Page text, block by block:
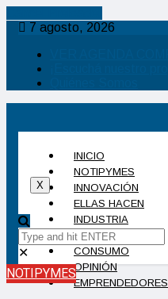
7 agosto, 2026
INICIO
NOTIPYMES
INNOVACIÓN
ELLAS HACEN
INDUSTRIA
MANAGEMENT
CONSUMO
OPINIÓN
EMPRENDEDORES
X
✕
NOTIPYMES